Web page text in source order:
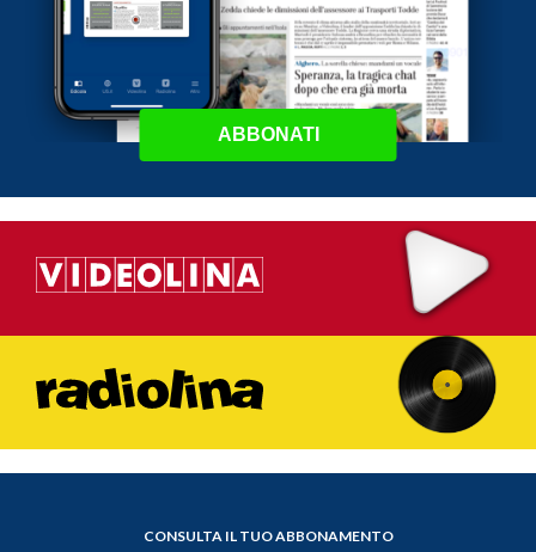
ABBONATI
CONSULTA IL TUO ABBONAMENTO